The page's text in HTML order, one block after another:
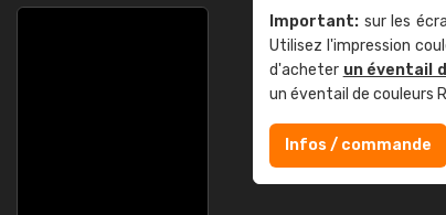
Important: sur les
Utilisez l'impression
d'acheter un éventail
un éventail de couleurs
Infos / commande